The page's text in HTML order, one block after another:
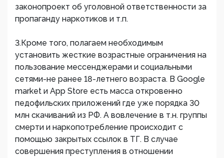
законопроект об уголовной ответственности за
пропаганду наркотиков и т.п.
3.Кроме того, полагаем необходимым
установить жесткие возрастные ограничения на
пользование мессенджерами и социальными
сетями-не ранее 18-летнего возраста. В Google
market и App Store есть масса откровенно
педофильских приложений где уже порядка 30
млн скачиваний из РФ. А вовлечение в т.н. группы
смерти и наркопотребление происходит с
помощью закрытых ссылок в ТГ. В случае
совершения преступления в отношении